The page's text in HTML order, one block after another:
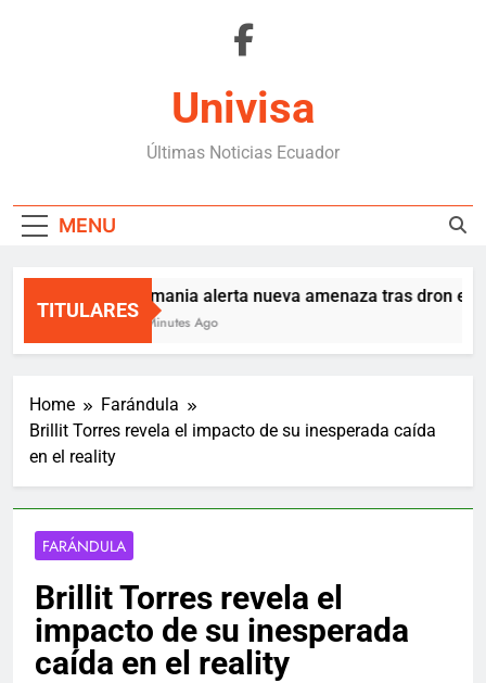
Univisa
Últimas Noticias Ecuador
MENU
TITULARES
Alemania alerta nueva amenaza tras dron
40 Minutes Ago
Home
Farándula
Brillit Torres revela el impacto de su inesperada caída
en el reality
FARÁNDULA
Brillit Torres revela el
impacto de su inesperada
caída en el reality